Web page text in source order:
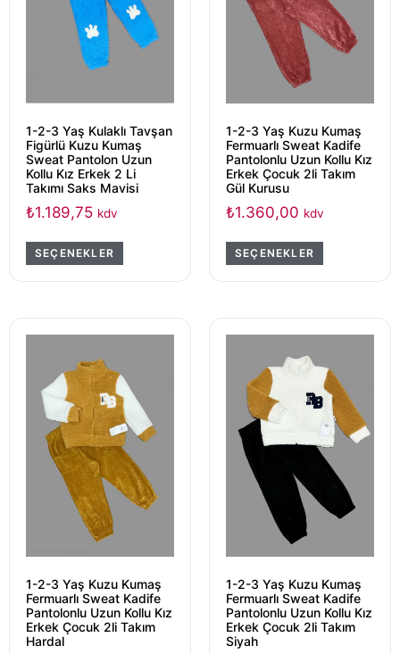
1-2-3 Yaş Kulaklı Tavşan
Figürlü Kuzu Kumaş
Sweat Pantolon Uzun
Kollu Kız Erkek 2 Li
Takımı Saks Mavisi
₺1.189,75 kdv
SEÇENEKLER
1-2-3 Yaş Kuzu Kumaş
Fermuarlı Sweat Kadife
Pantolonlu Uzun Kollu Kız
Erkek Çocuk 2li Takım
Gül Kurusu
₺1.360,00 kdv
SEÇENEKLER
1-2-3 Yaş Kuzu Kumaş
Fermuarlı Sweat Kadife
Pantolonlu Uzun Kollu Kız
Erkek Çocuk 2li Takım
Hardal
1-2-3 Yaş Kuzu Kumaş
Fermuarlı Sweat Kadife
Pantolonlu Uzun Kollu Kız
Erkek Çocuk 2li Takım
Siyah